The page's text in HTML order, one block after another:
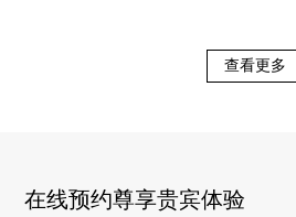
查看更多
在线预约尊享贵宾体验